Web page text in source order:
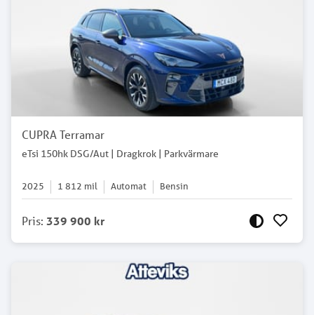
CUPRA Terramar
eTsi 150hk DSG/Aut | Dragkrok | Parkvärmare
2025 1 812 mil Automat Bensin
Pris: 339 900 kr